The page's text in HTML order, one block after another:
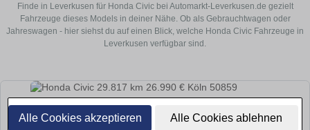
Alle Cookies akzeptieren Alle Cookies ablehnen
Finde in Leverkusen für Honda Civic bei Automarkt-Leverkusen.de gezielt
Fahrzeuge dieses Models in deiner Nähe. Ob als Gebrauchtwagen oder
Jahreswagen - hier siehst du auf einen Blick, welche Honda Civic Fahrzeuge in
Leverkusen verfügbar sind.